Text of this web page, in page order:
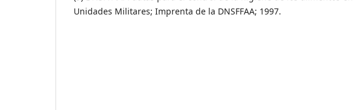
Unidades Militares; Imprenta de la DNSFFAA; 1997.